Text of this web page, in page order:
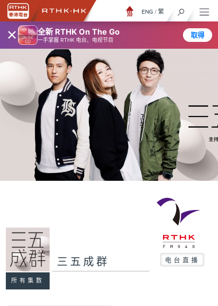
× 全新 RTHK On The Go
一手掌握 RTHK 电台、电视节目
取得
ENG / 繁
所有集数
三五成群 电台直播